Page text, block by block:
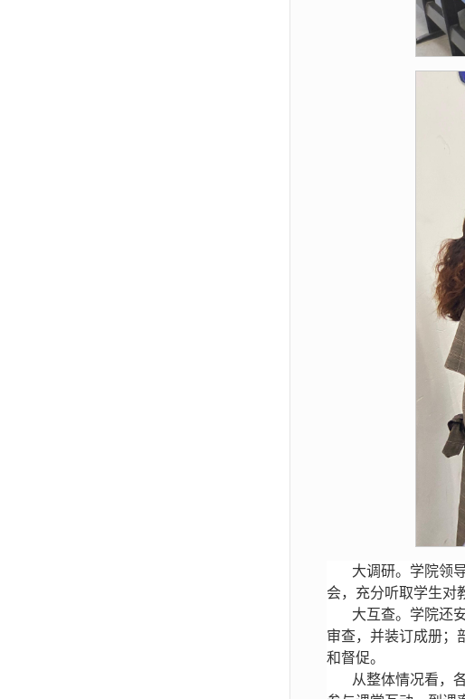
大调研。学院领
会，充分听取学生对
大互查。学院还
审查，并装订成册；
和督促。
从整体情况看，